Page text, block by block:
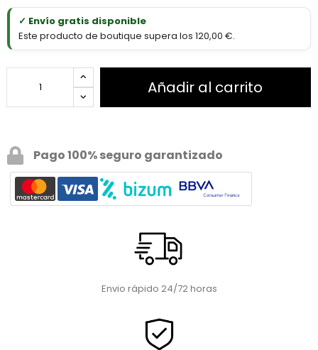
✓ Envío gratis disponible
Este producto de boutique supera los 120,00 €.
Añadir al carrito
Pago 100% seguro garantizado
Envio rápido 24/72 horas